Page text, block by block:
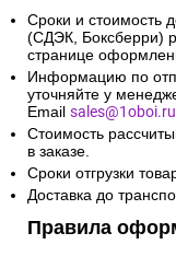
Сроки и стоимость
(СДЭК, Боксберри)
странице
Информацию по
уточняйте у
Email sales@1oboi.ru
Стоимость
в заказе.
Сроки отгрузки
Доставка до
Правила